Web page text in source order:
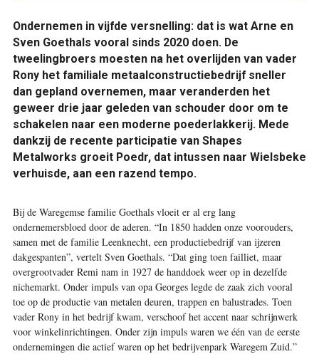
Ondernemen in vijfde versnelling: dat is wat Arne en
Sven Goethals vooral sinds 2020 doen. De
tweelingbroers moesten na het overlijden van vader
Rony het familiale metaalconstructiebedrijf sneller
dan gepland overnemen, maar veranderden het
geweer drie jaar geleden van schouder door om te
schakelen naar een moderne poederlakkerij. Mede
dankzij de recente participatie van Shapes
Metalworks groeit Poedr, dat intussen naar Wielsbeke
verhuisde, aan een razend tempo.
Bij de Waregemse familie Goethals vloeit er al erg lang
ondernemersbloed door de aderen. “In 1850 hadden onze voorouders,
samen met de familie Leenknecht, een productiebedrijf van ijzeren
dakgespanten”, vertelt Sven Goethals. “Dat ging toen failliet, maar
overgrootvader Remi nam in 1927 de handdoek weer op in dezelfde
nichemarkt. Onder impuls van opa Georges legde de zaak zich vooral
toe op de productie van metalen deuren, trappen en balustrades. Toen
vader Rony in het bedrijf kwam, verschoof het accent naar schrijnwerk
voor winkelinrichtingen. Onder zijn impuls waren we één van de eerste
ondernemingen die actief waren op het bedrijvenpark Waregem Zuid.”